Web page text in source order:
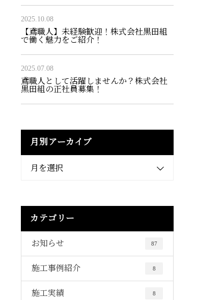
2025.10.08
【鳶職人】未経験歓迎！株式会社黒田組
で働く魅力をご紹介！
2025.07.08
鳶職人として活躍しませんか？株式会社
黒田組の正社員募集！
月別アーカイブ
月を選択
カテゴリー
お知らせ 87
施工事例紹介 8
施工実績 8